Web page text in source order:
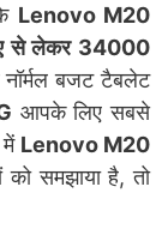
Lenovo M20
से लेकर 34000
बजट टैबलेट
आपके लिए सबसे
Lenovo M20
को समझाया है, तो